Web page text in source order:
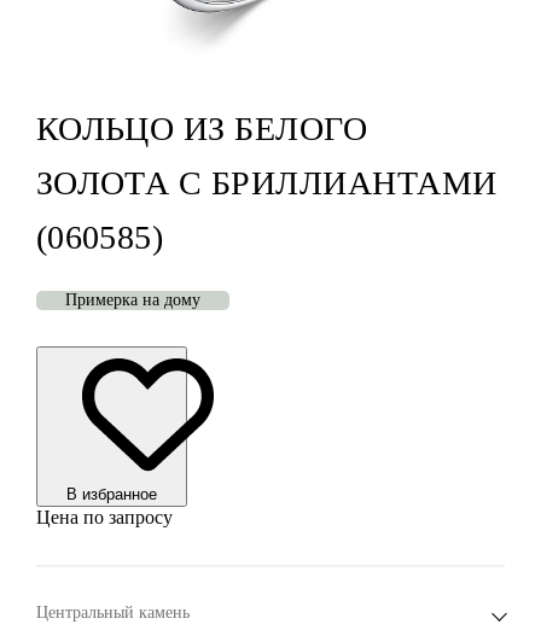
КОЛЬЦО ИЗ БЕЛОГО
ЗОЛОТА С БРИЛЛИАНТАМИ
(060585)
Примерка на дому
В избранноe
Цена по запросу
Центральный камень